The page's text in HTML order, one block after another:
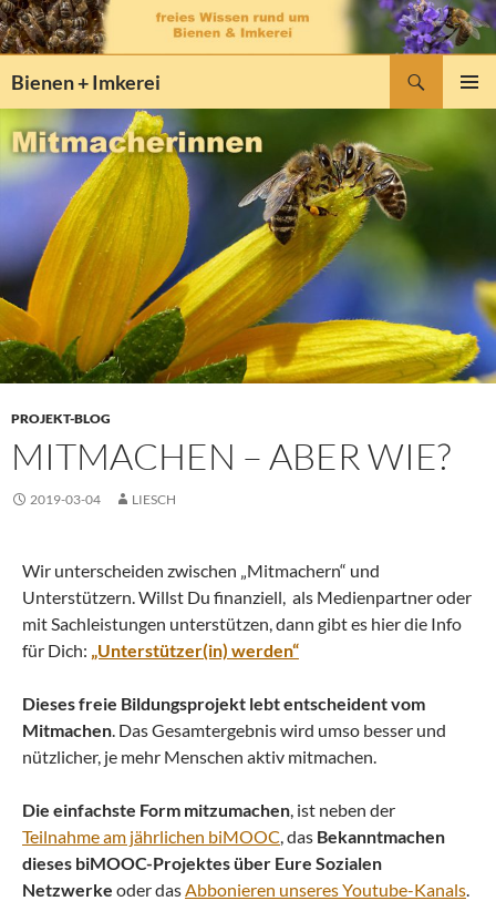
Zum
Inhalt
Bienen + Imkerei
PROJEKT-BLOG
MITMACHEN – ABER WIE?
2019-03-04 LIESCH
Wir unterscheiden zwischen „Mitmachern“ und
Unterstützern. Willst Du finanziell, als Medienpartner oder
mit Sachleistungen unterstützen, dann gibt es hier die Info
für Dich: „Unterstützer(in) werden“
Dieses freie Bildungsprojekt lebt entscheident vom
Mitmachen . Das Gesamtergebnis wird umso besser und
nützlicher, je mehr Menschen aktiv mitmachen.
Die einfachste Form mitzumachen , ist neben der
Teilnahme am jährlichen biMOOC , das Bekanntmachen
dieses biMOOC-Projektes über Eure Sozialen
Netzwerke oder das Abbonieren unseres Youtube-Kanals